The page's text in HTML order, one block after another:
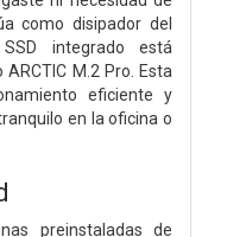
como disipador del
integrado está
M.2 Pro. Esta
eficiente y
en la oficina o
preinstaladas de